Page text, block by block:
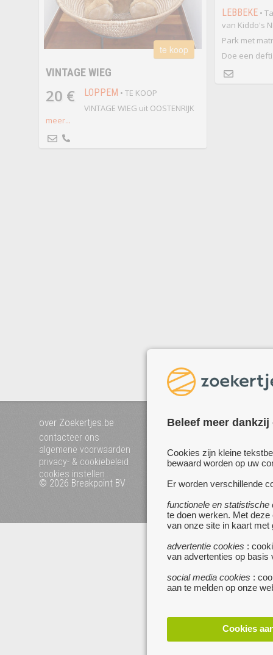
Beleef meer
Cookies zijn kleine
bewaard worden op uw
Er worden verschillende
functionele en statistische
te doen werken. Met
van onze site in kaart met
advertentie cookies :
van advertenties op basis
social media cookies :
aan te melden op onze
Cookies
LEBBEKE•
van Kiddo's
Park met
Doe een
te koop
VINTAGE WIEG
20 € LOPPEM • TE KOOP
VINTAGE WIEG uit OOSTENRIJK
meer...
over Zoekertjes.be
contacteer ons
algemene voorwaarden
privacy- & cookiebeleid
cookies instellen
voeg uw zoekertje toe
© 2026 Breakpoint BV
Bezoek ook eens onze
www.startpagina.be
www.koken.be